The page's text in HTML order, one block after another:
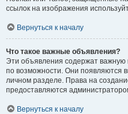
ссылок на изображения
Вернуться к началу
Что такое важные объявления?
Эти объявления содержат
по возможности. Они появляются
личном разделе. Права на
предоставляются
Вернуться к началу